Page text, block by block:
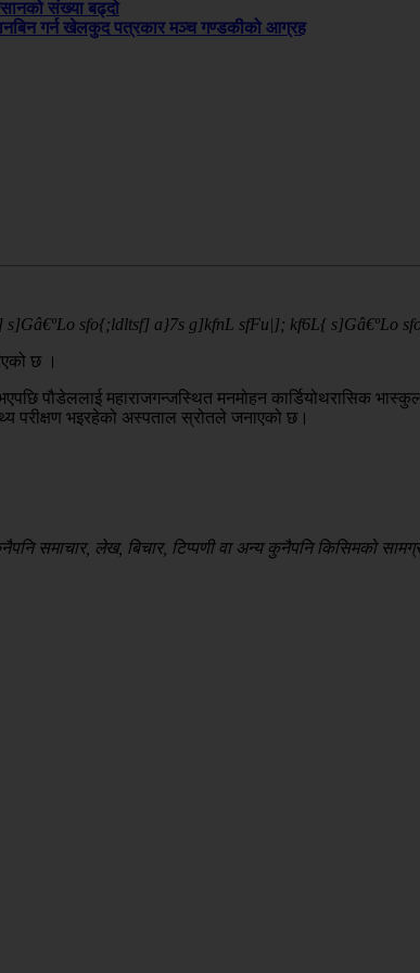
संख्या बढ्दो
गर्न खेलकुद पत्रकार मञ्च गण्डकीको आग्रह
s]Gâ€ºLo sfo{;ldltsf] a}7s g]kfnL sfFu|]; kf6L{ s]Gâ€ºLo
छ ।
पौडेललाई महाराजगन्जस्थित मनमोहन कार्डियोथरासिक
परीक्षण भइरहेको अस्पताल स्रोतले जनाएको छ।
समाचार, लेख, बिचार, टिप्पणी वा अन्य कुनैपनि किसिमको